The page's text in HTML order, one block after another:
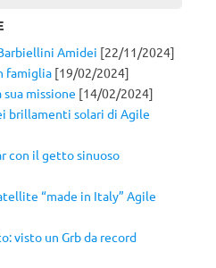
Amidei [22/11/2024]
famiglia [19/02/2024]
missione [14/02/2024]
brillamenti solari di Agile
con il getto sinuoso
“made in Italy” Agile
visto un Grb da record